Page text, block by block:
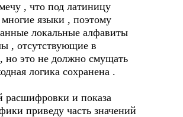
, что под латиницу
языки , поэтому
локальные алфавиты
, отсутствующие в
но это не должно смущать
логика сохранена .
расшифровки и показа
приведу часть значений